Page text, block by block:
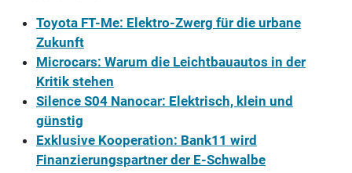
Toyota FT-Me: Elektro-Zwerg für die urbane
Zukunft
Microcars: Warum die Leichtbauautos in der
Kritik stehen
Silence S04 Nanocar: Elektrisch, klein und
günstig
Exklusive Kooperation: Bank11 wird
Finanzierungspartner der E-Schwalbe